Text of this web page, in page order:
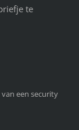
te
een security